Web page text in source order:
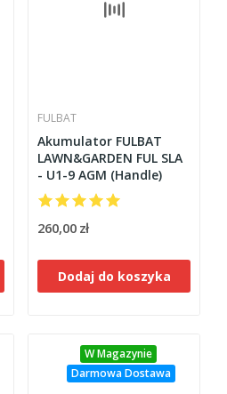
FULBAT
Akumulator FULBAT
LAWN&GARDEN FUL SLA
- U1-9 AGM (Handle)
260,00 zł
Dodaj do koszyka
W Magazynie
Darmowa Dostawa